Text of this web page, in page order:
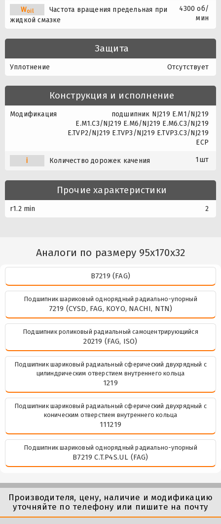
Woil
Частота вращения предельная при
жидкой смазке
4300 об/
мин
Защита
Уплотнение Отсутствует
Конструкция и исполнение
Модификация
подшипник NJ219 E.M1/NJ219
E.M1.C3/NJ219 E.M6/NJ219 E.M6.C3/NJ219
E.TVP2/NJ219 E.TVP3/NJ219 E.TVP3.C3/NJ219
ECP
i Количество дорожек качения 1шт
Прочие характеристики
r1.2 min 2
Аналоги по размеру 95x170x32
B7219 (FAG)
Подшипник шариковый однорядный радиально-упорный
7219 (CYSD, FAG, KOYO, NACHI, NTN)
Подшипник роликовый радиальный самоцентрирующийся
20219 (FAG, ISO)
Подшипник шариковый радиальный сферический двухрядный с
цилиндрическим отверстием внутреннего кольца
1219
Подшипник шариковый радиальный сферический двухрядный с
коническим отверстием внутреннего кольца
111219
Подшипник шариковый однорядный радиально-упорный
B7219 C.T.P4S.UL (FAG)
Производителя, цену, наличие и модификацию
уточняйте по телефону или пишите на почту